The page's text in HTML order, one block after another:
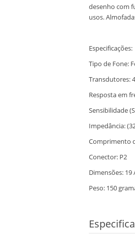
desenho com
usos.
Especificações:
Tipo de Fone:
Transdutores:
Resposta em
Sensibilidade
Impedância:
Comprimento
Conector: P2
Dimensões:
Peso: 150